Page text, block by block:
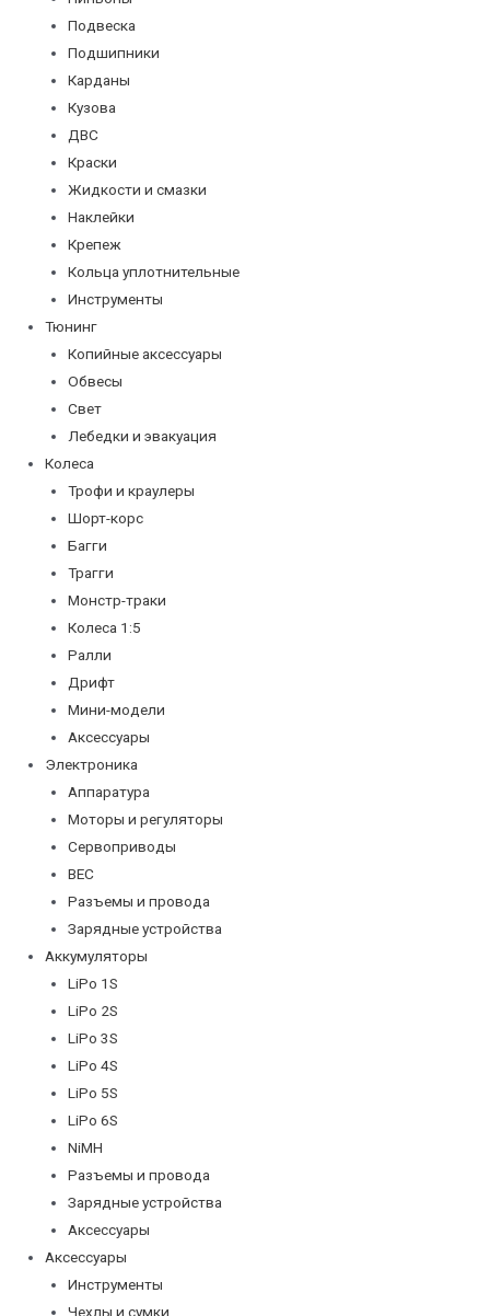
Подвеска
Подшипники
Карданы
Кузова
ДВС
Краски
Жидкости и смазки
Наклейки
Крепеж
Кольца уплотнительные
Инструменты
Тюнинг
Копийные аксессуары
Обвесы
Свет
Лебедки и эвакуация
Колеса
Трофи и краулеры
Шорт-корс
Багги
Трагги
Монстр-траки
Колеса 1:5
Ралли
Дрифт
Мини-модели
Аксессуары
Электроника
Аппаратура
Моторы и регуляторы
Сервоприводы
BEC
Разъемы и провода
Зарядные устройства
Аккумуляторы
LiPo 1S
LiPo 2S
LiPo 3S
LiPo 4S
LiPo 5S
LiPo 6S
NiMH
Разъемы и провода
Зарядные устройства
Аксессуары
Аксессуары
Инструменты
Чехлы и сумки